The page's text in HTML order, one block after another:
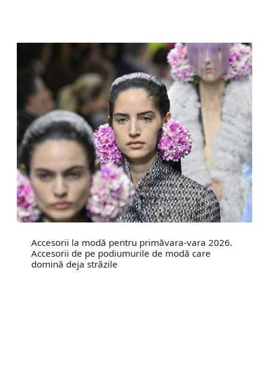
Accesorii la modă pentru primăvara-vara 2026.
Accesorii de pe podiumurile de modă care
domină deja străzile